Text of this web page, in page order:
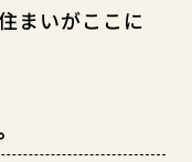
まいがここに